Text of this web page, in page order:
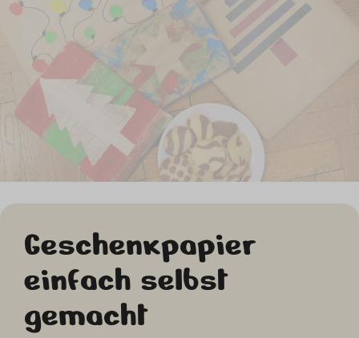
© WWF / Hannah Keller
Geschenkpapier
einfach selbst
gemacht